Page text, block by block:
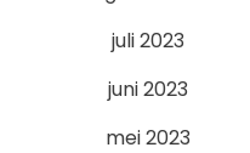
juli 2023
juni 2023
mei 2023